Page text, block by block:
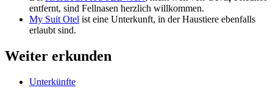
entfernt, sind Fellnasen herzlich willkommen.
My Suit Otel ist eine Unterkunft, in der Haustiere ebenfalls
erlaubt sind.
Weiter erkunden
Unterkünfte